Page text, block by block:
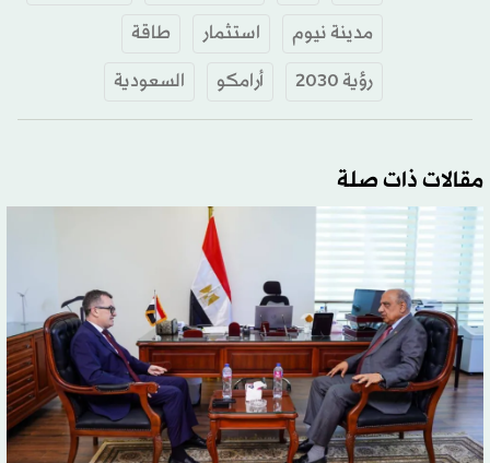
مدينة نيوم
استثمار
طاقة
رؤية 2030
أرامكو السعودية
مقالات ذات صلة